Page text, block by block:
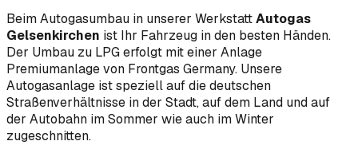
Beim Autogasumbau in unserer WerkstattAutogas
Gelsenkirchen ist Ihr Fahrzeug in den besten Händen.
Der Umbau zu LPG erfolgt mit einer Anlage
Premiumanlage von Frontgas Germany. Unsere
Autogasanlage ist speziell auf die deutschen
Straßenverhältnisse in der Stadt, auf dem Land und auf
der Autobahn im Sommer wie auch im Winter
zugeschnitten.